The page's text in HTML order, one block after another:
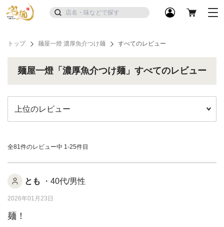
トップ 麺屋一燈 濃厚魚介つけ麺 すべてのレビュー
麺屋一燈「濃厚魚介つけ麺」すべてのレビュー
全81件のレビュー中 1-25件目
とも ・40代/男性
2026年01月23日
麺！